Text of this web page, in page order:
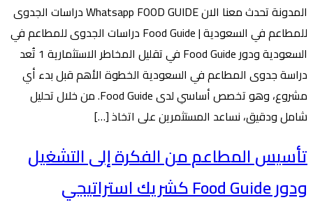
المدونة تحدث معنا الان Whatsapp FOOD GUIDE دراسات الجدوى
للمطاعم في السعودية | Food Guide دراسات الجدوى للمطاعم في
السعودية ودور Food Guide في تقليل المخاطر الاستثمارية 1 تُعد
دراسة جدوى المطاعم في السعودية الخطوة الأهم قبل بدء أي
مشروع، وهو تخصص أساسي لدى Food Guide. من خلال تحليل
شامل ودقيق، نساعد المستثمرين على اتخاذ […]
تأسيس المطاعم من الفكرة إلى التشغيل
ودور Food Guide كشريك استراتيجي